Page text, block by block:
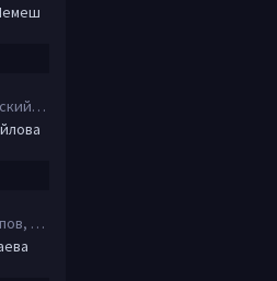
Максим Датский
, 15.08.20
, 08.08.20